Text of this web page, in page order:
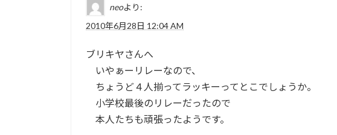
neoより:
2010年6月28日 12:04 AM
ブリキヤさんへ
いやぁーリレーなので、
ちょうど４人揃ってラッキーってとこでしょうか。
小学校最後のリレーだったので
本人たちも頑張ったようです。